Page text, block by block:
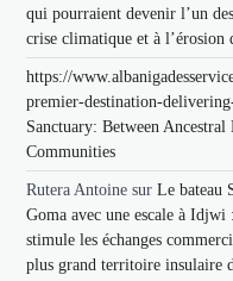
qui pourraient devenir l’un
crise climatique et à l’érosion
https://
premier-destination-
Sanctuary: Between
Communities
Rutera Antoine surLe bateau
Goma avec une escale à
stimule les échanges
plus grand territoire insulaire